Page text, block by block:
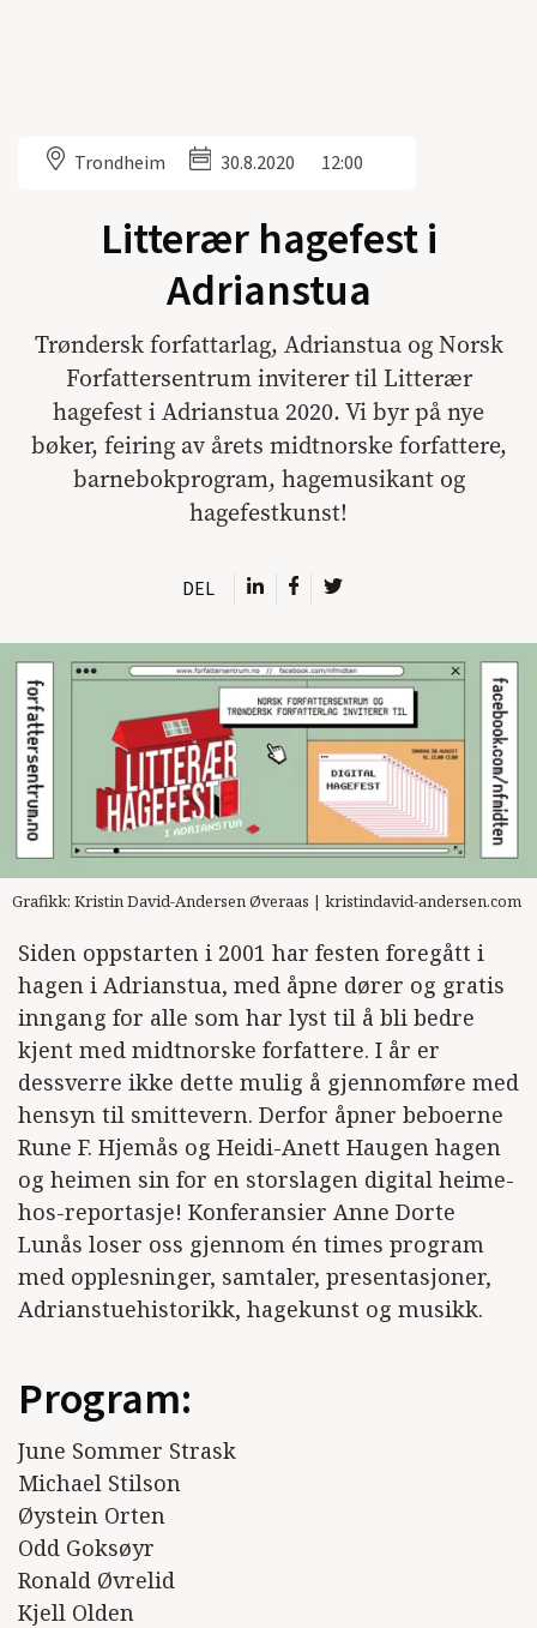
Trondheim 30.8.2020 12:00
Litterær hagefest i
Adrianstua
Trøndersk forfattarlag, Adrianstua og Norsk
Forfattersentrum inviterer til Litterær
hagefest i Adrianstua 2020. Vi byr på nye
bøker, feiring av årets midtnorske forfattere,
barnebokprogram, hagemusikant og
hagefestkunst!
DEL
Grafikk: Kristin David-Andersen Øveraas | kristindavid-andersen.com
Siden oppstarten i 2001 har festen foregått i
hagen i Adrianstua, med åpne dører og gratis
inngang for alle som har lyst til å bli bedre
kjent med midtnorske forfattere. I år er
dessverre ikke dette mulig å gjennomføre med
hensyn til smittevern. Derfor åpner beboerne
Rune F. Hjemås og Heidi-Anett Haugen hagen
og heimen sin for en storslagen digital heime-
hos-reportasje! Konferansier Anne Dorte
Lunås loser oss gjennom én times program
med opplesninger, samtaler, presentasjoner,
Adrianstuehistorikk, hagekunst og musikk.
Program:
June Sommer Strask
Michael Stilson
Øystein Orten
Odd Goksøyr
Ronald Øvrelid
Kjell Olden